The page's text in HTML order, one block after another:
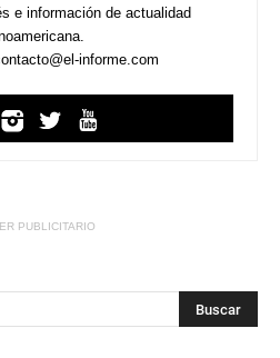
e información de actualidad
informe.com
PUBLICITARIO